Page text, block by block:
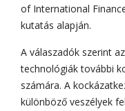
of International
kutatás alapján.
A válaszadók szerint
technológiák további
számára. A
különböző veszélyek